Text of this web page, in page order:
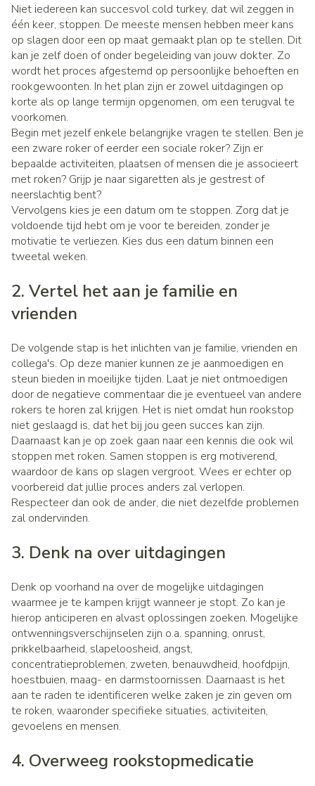
Niet iedereen kan succesvol cold turkey, dat wil zeggen in
één keer, stoppen. De meeste mensen hebben meer kans
op slagen door een op maat gemaakt plan op te stellen. Dit
kan je zelf doen of onder begeleiding van jouw dokter. Zo
wordt het proces afgestemd op persoonlijke behoeften en
rookgewoonten. In het plan zijn er zowel uitdagingen op
korte als op lange termijn opgenomen, om een terugval te
voorkomen.
Begin met jezelf enkele belangrijke vragen te stellen. Ben je
een zware roker of eerder een sociale roker? Zijn er
bepaalde activiteiten, plaatsen of mensen die je associeert
met roken? Grijp je naar sigaretten als je gestrest of
neerslachtig bent?
Vervolgens kies je een datum om te stoppen. Zorg dat je
voldoende tijd hebt om je voor te bereiden, zonder je
motivatie te verliezen. Kies dus een datum binnen een
tweetal weken.
2. Vertel het aan je familie en
vrienden
De volgende stap is het inlichten van je familie, vrienden en
collega's. Op deze manier kunnen ze je aanmoedigen en
steun bieden in moeilijke tijden. Laat je niet ontmoedigen
door de negatieve commentaar die je eventueel van andere
rokers te horen zal krijgen. Het is niet omdat hun rookstop
niet geslaagd is, dat het bij jou geen succes kan zijn.
Daarnaast kan je op zoek gaan naar een kennis die ook wil
stoppen met roken. Samen stoppen is erg motiverend,
waardoor de kans op slagen vergroot. Wees er echter op
voorbereid dat jullie proces anders zal verlopen.
Respecteer dan ook de ander, die niet dezelfde problemen
zal ondervinden.
3. Denk na over uitdagingen
Denk op voorhand na over de mogelijke uitdagingen
waarmee je te kampen krijgt wanneer je stopt. Zo kan je
hierop anticiperen en alvast oplossingen zoeken. Mogelijke
ontwenningsverschijnselen zijn o.a. spanning, onrust,
prikkelbaarheid, slapeloosheid, angst,
concentratieproblemen, zweten, benauwdheid, hoofdpijn,
hoestbuien, maag- en darmstoornissen. Daarnaast is het
aan te raden te identificeren welke zaken je zin geven om
te roken, waaronder specifieke situaties, activiteiten,
gevoelens en mensen.
4. Overweeg rookstopmedicatie